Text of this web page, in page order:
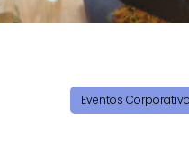
Eventos